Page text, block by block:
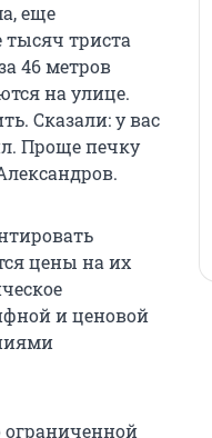
еще
тысяч триста
46 метров
на улице.
Сказали: у вас
Проще печку
цены на их
и ценовой
ограниченной